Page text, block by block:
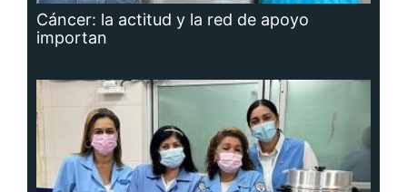
Cáncer: la actitud y la red de apoyo
importan